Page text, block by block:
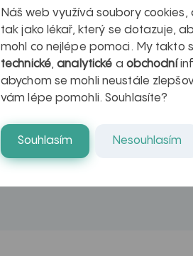
Ztukovatění
jater v datech a
obrazech
Náš web využívá soubory cookies,
tak jako lékař, který se dotazuje,
mohl co nejlépe pomoci. My takto
technické,analytické a obchodní
abychom se mohli neustále
vám lépe pomohli. Souhlasíte?
Souhlasím Nesouhlasím